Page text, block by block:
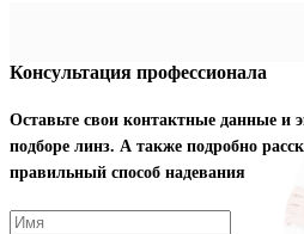
Консультация профессионала
Оставьте свои контактные данные и
подборе линз. А также подробно
правильный способ надевания